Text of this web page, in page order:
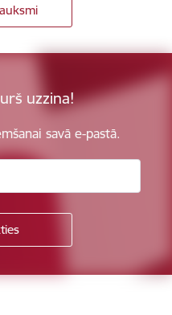
uzzina!
savā e-pastā.